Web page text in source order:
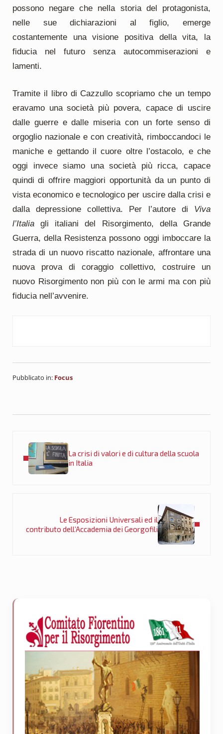
possono negare che nella storia del protagonista,
nelle sue dichiarazioni al figlio, emerge
costantemente una visione positiva della vita, la
fiducia nel futuro senza autocommiserazioni e
lamenti.
Tramite il libro di Cazzullo scopriamo che un tempo
eravamo una società più povera, capace di uscire
dalle guerre e dalle miseria con un forte senso di
orgoglio nazionale e con creatività, rimboccandoci le
maniche e gettando il cuore oltre l’ostacolo, e che
oggi invece siamo una società più ricca, capace
quindi di offrire maggiori opportunità da un punto di
vista economico e tecnologico per uscire dalla crisi e
dalla depressione collettiva. Per l’autore di Viva
l’Italiagli italiani del Risorgimento, della Grande
Guerra, della Resistenza possono oggi imboccare la
strada di un nuovo riscatto nazionale, affrontare una
nuova prova di coraggio collettivo, costruire un
nuovo Risorgimento non più con le armi ma con più
fiducia nell’avvenire.
Pubblicato in: Focus
La crisi di valori e di cultura della scuola
in Italia
Le Esposizioni Universali ed il
contributo dell’Accademia dei Georgofili
Sidebar